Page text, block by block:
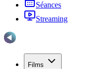
Séances
Streaming
Films